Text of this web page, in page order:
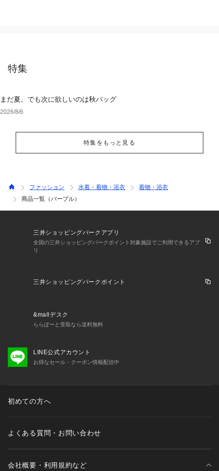
特集
まだ夏。でも次に欲しいのは秋バッグ
2026/8/6
特集をもっと見る
ファッション 水着・着物・浴衣
着物・浴衣
商品一覧（パープル）
三井ショッピングパークアプリ
全国の三井ショッピングパークポイント対象施設でご利用できるアプ
リ
三井ショッピングパークポイント
&mallデスク
ららぽーと受取なら送料無料
LINE公式アカウント
お得なセール・クーポン情報配信中
初めての方へ
よくある質問・お問い合わせ
会社概要・利用規約など